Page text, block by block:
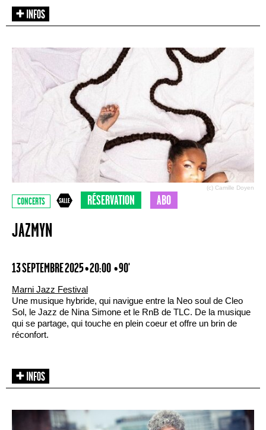
(c) Camille Doyen
CONCERTS RÉSERVATION ABO
JAZMYN
13 SEPTEMBRE 2025 • 20:00 • 90'
Marni Jazz Festival
Une musique hybride, qui navigue entre la Neo soul de Cleo
Sol, le Jazz de Nina Simone et le RnB de TLC. De la musique
qui se partage, qui touche en plein coeur et offre un brin de
réconfort.